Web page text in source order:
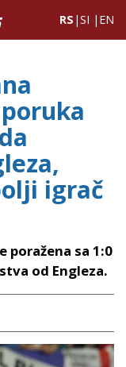
RS |SI | EN
igrač
poražena sa 1:0
od Engleza.